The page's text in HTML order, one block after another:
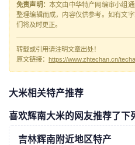
免责声明：本文由中华特产网编审小组
整理编辑而成，内容仅供参考。如有文
们将及时更正。
转载或引用请注明文章出处！
原文链接：
大米相关特产推荐
喜欢辉南大米的网友推荐了下
吉林辉南附近地区特产